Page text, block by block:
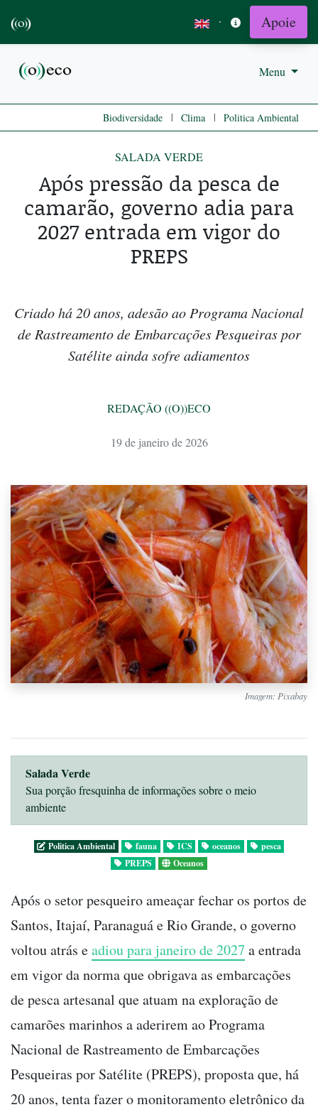
· Apoie
Menu
Biodiversidade | Clima | Politica Ambiental
SALADA VERDE
Após pressão da pesca de
camarão, governo adia para
2027 entrada em vigor do
PREPS
Criado há 20 anos, adesão ao Programa Nacional
de Rastreamento de Embarcações Pesqueiras por
Satélite ainda sofre adiamentos
REDAÇÃO ((O))ECO
19 de janeiro de 2026
Imagem: Pixabay
Salada Verde
Sua porção fresquinha de informações sobre o meio
ambiente
Politica Ambiental fauna ICS oceanos
pesca
PREPS
Oceanos
Após o setor pesqueiro ameaçar fechar os portos de
Santos, Itajaí, Paranaguá e Rio Grande, o governo
voltou atrás eadiou para janeiro de 2027 a entrada
em vigor da norma que obrigava as embarcações
de pesca artesanal que atuam na exploração de
camarões marinhos a aderirem ao Programa
Nacional de Rastreamento de Embarcações
Pesqueiras por Satélite (PREPS), proposta que, há
20 anos, tenta fazer o monitoramento eletrônico da